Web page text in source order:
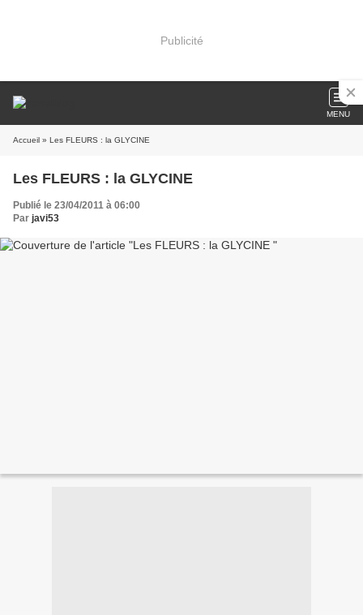
Publicité
MENU
Accueil » Les FLEURS : la GLYCINE
Les FLEURS : la GLYCINE
Publié le 23/04/2011 à 06:00
Par javi53